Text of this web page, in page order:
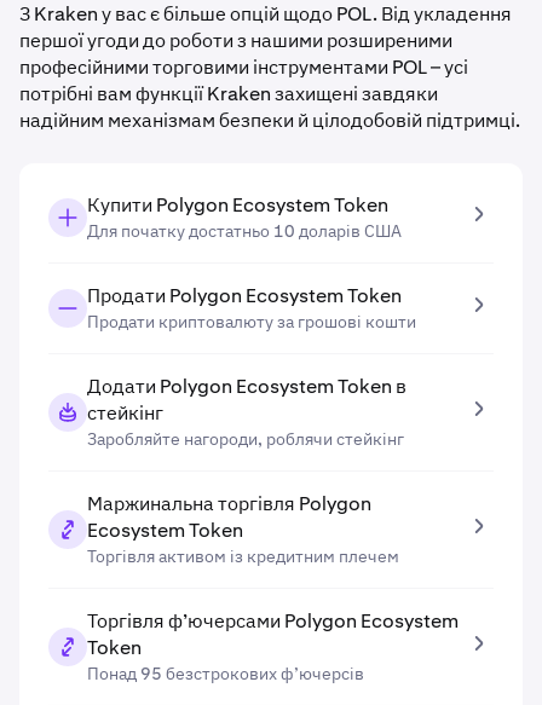
З Kraken у вас є більше опцій щодо POL. Від укладення
першої угоди до роботи з нашими розширеними
професійними торговими інструментами POL – усі
потрібні вам функції Kraken захищені завдяки
надійним механізмам безпеки й цілодобовій підтримці.
Купити Polygon Ecosystem Token
Для початку достатньо 10 доларів США
Продати Polygon Ecosystem Token
Продати криптовалюту за грошові кошти
Додати Polygon Ecosystem Token в
стейкінг
Заробляйте нагороди, роблячи стейкінг
Маржинальна торгівля Polygon
Ecosystem Token
Торгівля активом із кредитним плечем
Торгівля ф’ючерсами Polygon Ecosystem
Token
Понад 95 безстрокових ф’ючерсів